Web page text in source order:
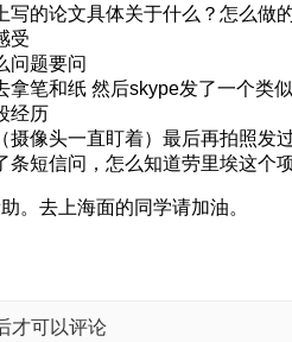
写的论文具体关于什么？怎么做
受
问题要问
拿笔和纸 然后skype发了一个类
经历
摄像头一直盯着）最后再拍照发过
条短信问，怎么知道劳里埃这个项
。去上海面的同学请加油。
才可以评论